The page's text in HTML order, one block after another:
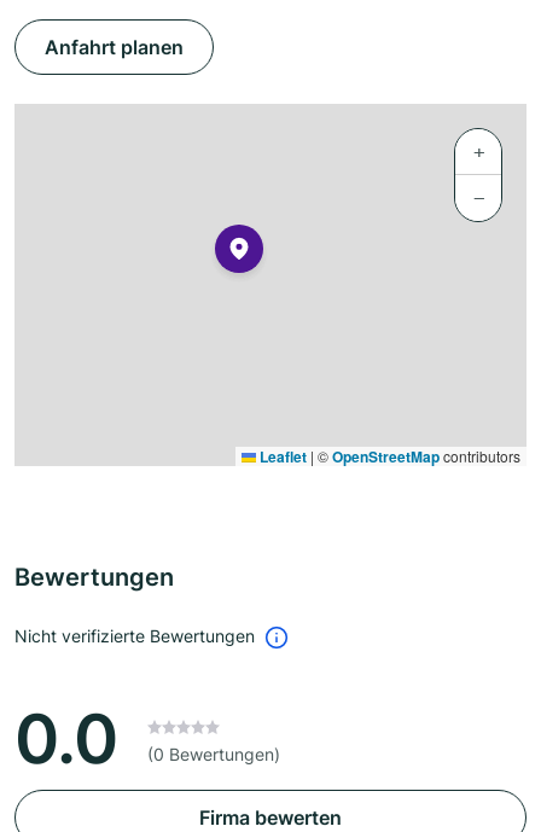
Anfahrt planen
+
−
Leaflet | ©OpenStreetMapcontributors
Bewertungen
Nicht verifizierte Bewertungen
0.0 (0 Bewertungen)
Firma bewerten